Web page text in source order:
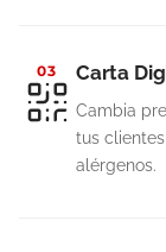
03 Carta
Cambia
tus
alérgenos.